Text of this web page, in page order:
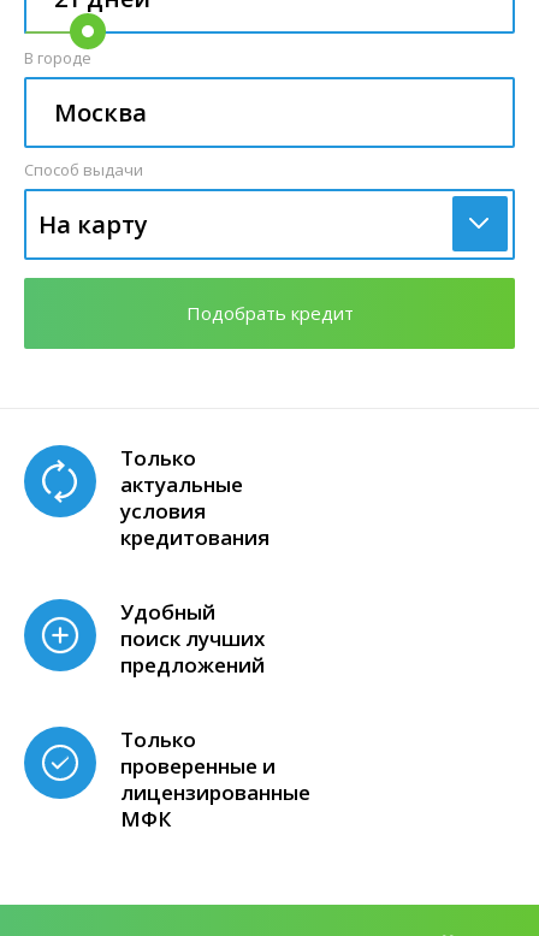
В городе
Способ выдачи
На карту
Подобрать кредит
Только
актуальные
условия
кредитования
Удобный
поиск лучших
предложений
Только
проверенные и
лицензированные
МФК